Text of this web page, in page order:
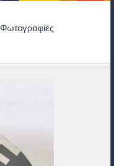
Φωτογραφίες